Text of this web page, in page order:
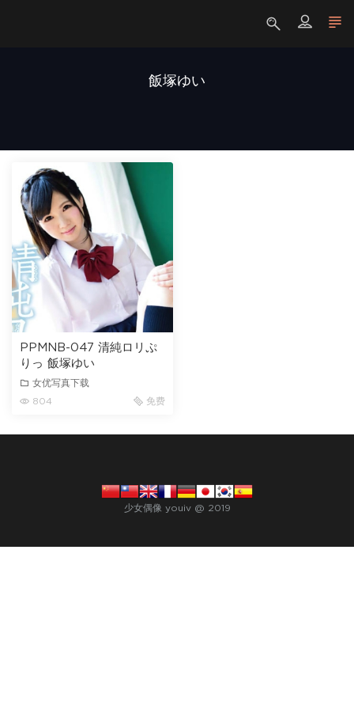
飯塚ゆい
PPMNB-047 清純ロリぷ
りっ 飯塚ゆい
女优写真下载
804
免费
少女偶像 youiv @ 2019